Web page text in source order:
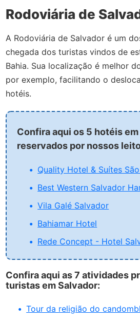
Rodoviária de
A Rodoviária de Salvador é um
chegada dos turistas vindos de
Bahia. Sua localização é melhor
por exemplo, facilitando o
hotéis.
Confira aqui os 5 hotéis
reservados por nossos
Quality Hotel & Suítes
Best Western Salvador
Vila Galé Salvador
Bahiamar Hotel
Rede Concept - Hotel
Confira aqui as 7 atividades
turistas em Salvador:
Tour da religião do